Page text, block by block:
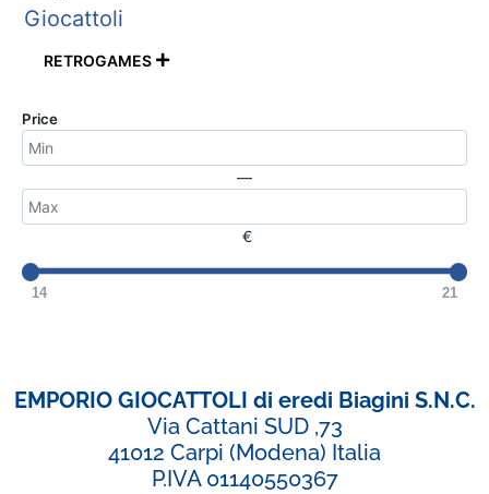
Giocattoli
RETROGAMES 
Price
—
€
14 21
EMPORIO GIOCATTOLI di eredi Biagini S.N.C.
Via Cattani SUD ,73
41012 Carpi (Modena) Italia
P.IVA 01140550367